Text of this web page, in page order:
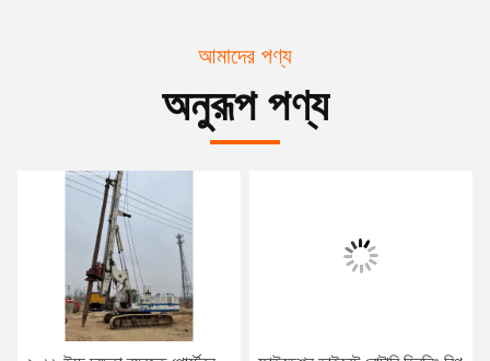
আমাদের পণ্য
অনুরূপ পণ্য